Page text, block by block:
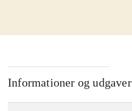
Informationer og udgaver